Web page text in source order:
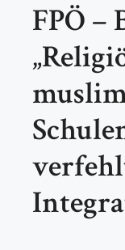
FPÖ –